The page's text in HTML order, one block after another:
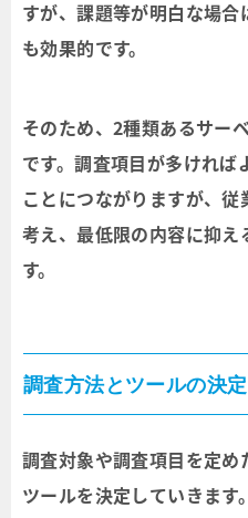
すが、課題等が明白な場
も効果的です。
そのため、2種類あるサー
です。調査項目が多けれ
ことにつながりますが、
考え、最低限の内容に抑
す。
調査方法とツールの決定
調査対象や調査項目を定
ツールを決定していきます。